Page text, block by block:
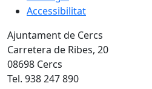
Accessibilitat
Ajuntament de Cercs
Carretera de Ribes, 20
08698 Cercs
Tel. 938 247 890